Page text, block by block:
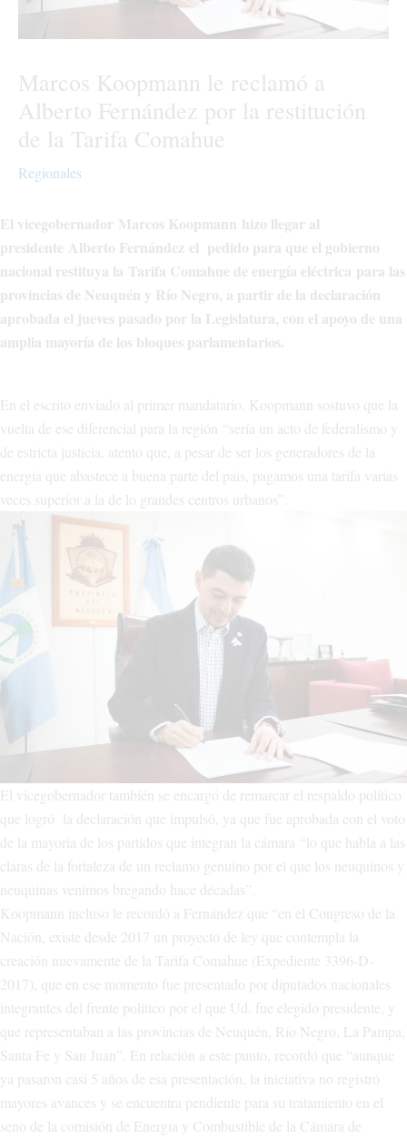
Marcos Koopmann le reclamó a
Alberto Fernández por la restitución
de la Tarifa Comahue
Regionales
El vicegobernador Marcos Koopmann hizo llegar al
presidente Alberto Fernández el pedido para que el gobierno
nacional restituya la Tarifa Comahue de energía eléctrica para las
provincias de Neuquén y Río Negro, a partir de la declaración
aprobada el jueves pasado por la Legislatura, con el apoyo de una
amplia mayoría de los bloques parlamentarios.
En el escrito enviado al primer mandatario, Koopmann sostuvo que la
vuelta de ese diferencial para la región “sería un acto de federalismo y
de estricta justicia, atento que, a pesar de ser los generadores de la
energía que abastece a buena parte del país, pagamos una tarifa varias
veces superior a la de lo grandes centros urbanos”.
El vicegobernador también se encargó de remarcar el respaldo político
que logró la declaración que impulsó, ya que fue aprobada con el voto
de la mayoría de los partidos que integran la cámara “lo que habla a las
claras de la fortaleza de un reclamo genuino por el que los neuquinos y
neuquinas venimos bregando hace décadas”.
Koopmann incluso le recordó a Fernández que “en el Congreso de la
Nación, existe desde 2017 un proyecto de ley que contempla la
creación nuevamente de la Tarifa Comahue (Expediente 3396-D-
2017), que en ese momento fue presentado por diputados nacionales
integrantes del frente político por el que Ud. fue elegido presidente, y
que representaban a las provincias de Neuquén, Río Negro, La Pampa,
Santa Fe y San Juan”. En relación a este punto, recordó que “aunque
ya pasaron casi 5 años de esa presentación, la iniciativa no registró
mayores avances y se encuentra pendiente para su tratamiento en el
seno de la comisión de Energía y Combustible de la Cámara de